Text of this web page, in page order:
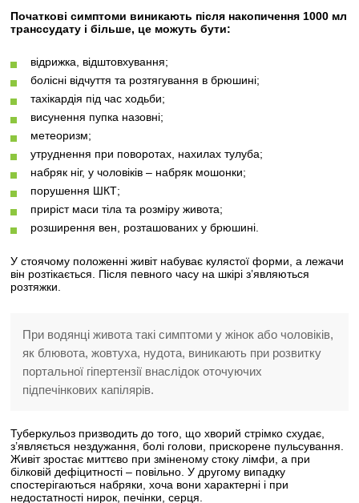
Початкові симптоми виникають після накопичення 1000 мл
транссудату і більше, це можуть бути:
відрижка, відштовхування;
болісні відчуття та розтягування в брюшині;
тахікардія під час ходьби;
висунення пупка назовні;
метеоризм;
утруднення при поворотах, нахилах тулуба;
набряк ніг, у чоловіків – набряк мошонки;
порушення ШКТ;
приріст маси тіла та розміру живота;
розширення вен, розташованих у брюшині.
У стоячому положенні живіт набуває кулястої форми, а лежачи
він розтікається. Після певного часу на шкірі з’являються
розтяжки.
При водянці живота такі симптоми у жінок або чоловіків,
як блювота, жовтуха, нудота, виникають при розвитку
портальної гіпертензії внаслідок оточуючих
підпечінкових капілярів.
Туберкульоз призводить до того, що хворий стрімко схудає,
з’являється нездужання, болі голови, прискорене пульсування.
Живіт зростає миттєво при зміненому стоку лімфи, а при
білковій дефіцитності – повільно. У другому випадку
спостерігаються набряки, хоча вони характерні і при
недостатності нирок, печінки, серця.